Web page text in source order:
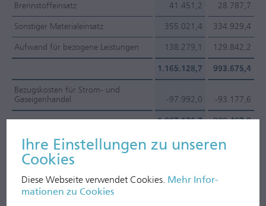
Ihre Ein­stell­ungen zu unseren
Cookies
Diese Webseite verwendet Cookies. Mehr In­for­
mationen zu Cookies
Brennstoffeinsatz 41.451,2 28.787,7
Sonstiger Materialeinsatz 355.021,4 334.929,4
Aufwand für bezogene Leistungen 138.279,1 129.842,2
1.165.128,7 993.675,4
Bezugskosten für Strom- und
Gaseigenhandel
-97.992,0 -93.177,6
1.067.136,7 900.497,8